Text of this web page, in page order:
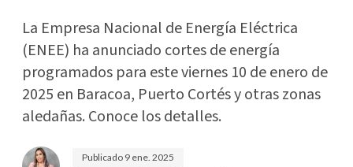
La Empresa Nacional de Energía Eléctrica
(ENEE) ha anunciado cortes de energía
programados para este viernes 10 de enero de
2025 en Baracoa, Puerto Cortés y otras zonas
aledañas. Conoce los detalles.
Publicado 9 ene. 2025